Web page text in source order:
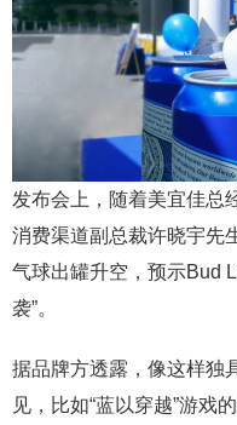
发布会上，随着美宜佳总
消费渠道副总裁许晓宇先
气球出罐升空，预示Bud
袭”。
据品牌方透露，像这样独
见，比如“蓝以穿越”游戏